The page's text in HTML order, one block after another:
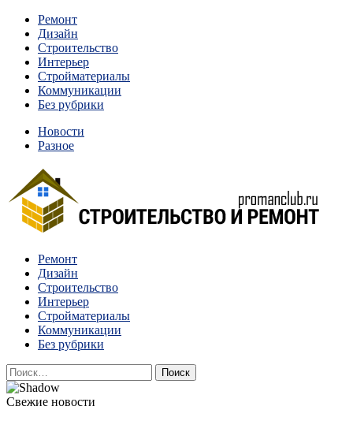
Перейти
содержимому
Ремонт
Дизайн
Строительство
Интерьер
Стройматериалы
Коммуникации
Без рубрики
Новости
Разное
Строительство и ремонт
Квартиры и дома, в которых живут разные люди, очень
отличаются между собой.
Ремонт
Дизайн
Строительство
Интерьер
Стройматериалы
Коммуникации
Без рубрики
Найти:
Свежие новости